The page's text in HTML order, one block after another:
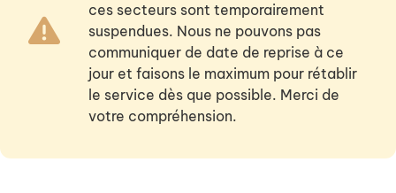
ces secteurs sont temporairement
suspendues. Nous ne pouvons pas
communiquer de date de reprise à ce
jour et faisons le maximum pour rétablir
le service dès que possible. Merci de
votre compréhension.